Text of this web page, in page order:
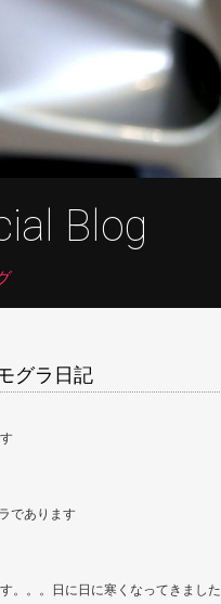
Blog
グラ日記
であります
。。。日に日に寒くなってきました